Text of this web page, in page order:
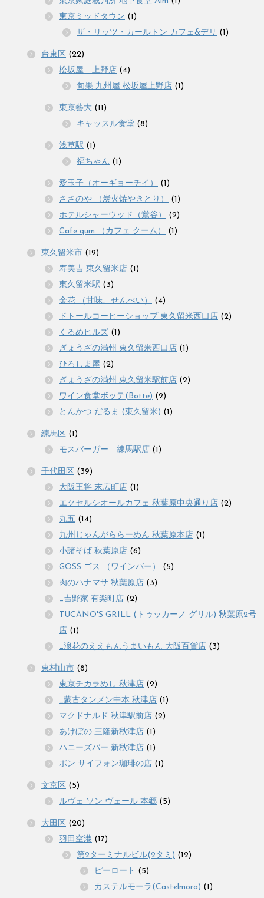
東京ミッドタウン (1)
ザ・リッツ・カールトン カフェ&デリ (1)
台東区 (22)
松坂屋 上野店 (4)
旬果 九州屋 松坂屋上野店 (1)
東京藝大 (11)
キャッスル食堂 (8)
浅草駅 (1)
福ちゃん (1)
愛玉子（オーギョーチイ）
(1)
ささのや （炭火焼やきとり）
(1)
ホテルシャーウッド（鴬谷）
(2)
Cafe qum （カフェ クーム）
(1)
東久留米市 (19)
寿美吉 東久留米店 (1)
東久留米駅 (3)
金花 （甘味、せんべい）
(4)
ドトールコーヒーショップ 東久留米西口店 (2)
くるめヒルズ (1)
ぎょうざの満州 東久留米西口店 (1)
ひろしま屋 (2)
ぎょうざの満州 東久留米駅前店 (2)
ワイン食堂ボッテ(Botte) (2)
とんかつ だるま (東久留米) (1)
練馬区 (1)
モスバーガー 練馬駅店 (1)
千代田区 (39)
大阪王将 末広町店 (1)
エクセルシオールカフェ 秋葉原中央通り店 (2)
丸五 (14)
九州じゃんがららーめん 秋葉原本店 (1)
小諸そば 秋葉原店 (6)
GOSS ゴス （ワインバー）
(5)
肉のハナマサ 秋葉原店 (3)
_吉野家 有楽町店 (2)
TUCANO'S GRILL (トゥッカーノ グリル) 秋葉原2号
店 (1)
_浪花のええもんうまいもん 大阪百貨店 (3)
東村山市 (8)
東京チカラめし 秋津店 (2)
_蒙古タンメン中本 秋津店 (1)
マクドナルド 秋津駅前店 (2)
あけぼの 三隆新秋津店 (1)
ハニーズバー 新秋津店 (1)
ボン サイフォン珈琲の店 (1)
文京区 (5)
ルヴェ ソン ヴェール 本郷 (5)
大田区 (20)
羽田空港 (17)
第2ターミナルビル(2タミ) (12)
ピーロート (5)
カステルモーラ(Castelmora) (1)